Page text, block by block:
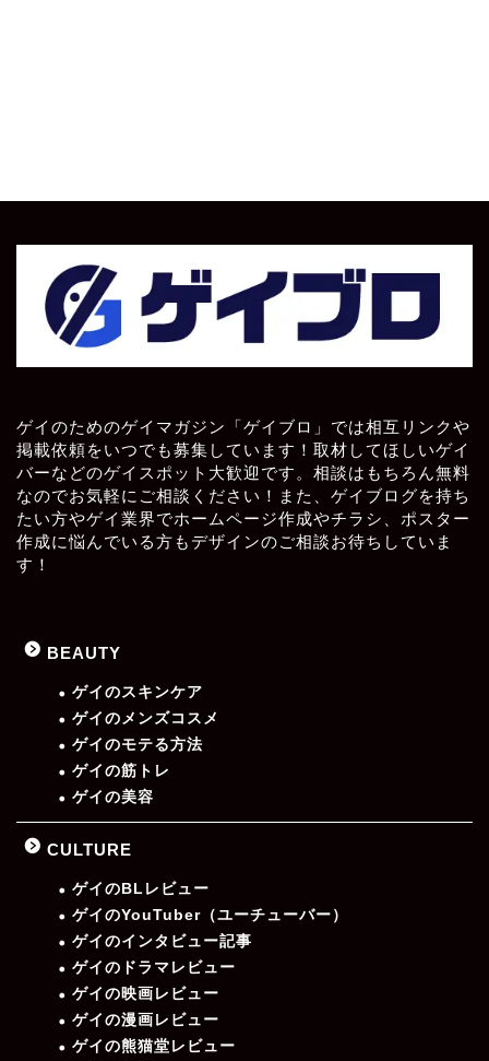
ゲイのためのゲイマガジン「ゲイブロ」では相互リンクや
掲載依頼をいつでも募集しています！取材してほしいゲイ
バーなどのゲイスポット大歓迎です。相談はもちろん無料
なのでお気軽にご相談ください！また、ゲイブログを持ち
たい方やゲイ業界でホームページ作成やチラシ、ポスター
作成に悩んでいる方もデザインのご相談お待ちしていま
す！
BEAUTY
ゲイのスキンケア
ゲイのメンズコスメ
ゲイのモテる方法
ゲイの筋トレ
ゲイの美容
CULTURE
ゲイのBLレビュー
ゲイのYouTuber（ユーチューバー）
ゲイのインタビュー記事
ゲイのドラマレビュー
ゲイの映画レビュー
ゲイの漫画レビュー
ゲイの熊猫堂レビュー